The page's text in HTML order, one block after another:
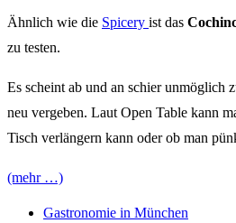
Ähnlich wie die Spicery ist das
zu testen.
Es scheint ab und an schier unmöglich
neu vergeben. Laut Open Table kann
Tisch verlängern kann oder ob man
(mehr …)
Gastronomie in München